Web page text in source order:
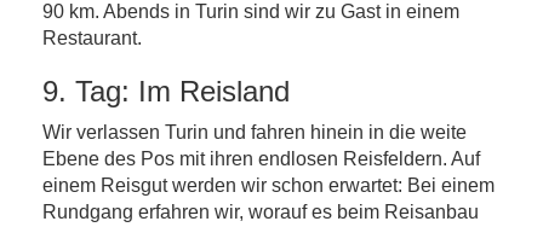
90 km. Abends in Turin sind wir zu Gast in einem
Restaurant.
9. Tag: Im Reisland
Wir verlassen Turin und fahren hinein in die weite
Ebene des Pos mit ihren endlosen Reisfeldern. Auf
einem Reisgut werden wir schon erwartet: Bei einem
Rundgang erfahren wir, worauf es beim Reisanbau